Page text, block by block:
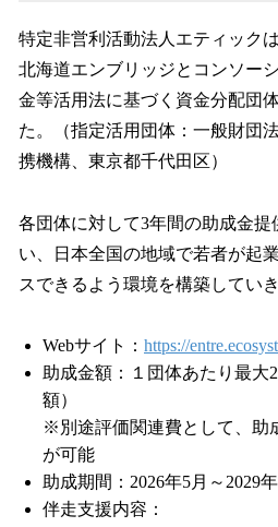
特定非営利活動法人エティック
北海道エンブリッジとコンソー
金等活用法に基づく資金分配団
た。（指定活用団体：一般財団
携機構、東京都千代田区）
各団体に対して3年間の助成金
い、日本全国の地域で若者が起
スできるよう環境を構築していき
Webサイト： https://
助成金額：１団体あたり最大
額）
※別途評価関連費として、助
が可能
助成期間：2026年5月～2029
伴走支援内容：